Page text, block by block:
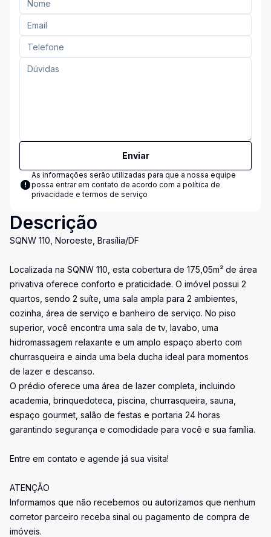
Enviar
As informações serão utilizadas para que a nossa equipe
possa entrar em contato de acordo com a política de
privacidade e termos de serviço
Descrição
SQNW 110, Noroeste, Brasília/DF
Localizada na SQNW 110, esta cobertura de 175,05m² de área
privativa oferece conforto e praticidade. O imóvel possui 2
quartos, sendo 2 suíte, uma sala ampla para 2 ambientes,
cozinha, área de serviço e banheiro de serviço. No piso
superior, você encontra uma sala de tv, lavabo, uma
hidromassagem relaxante e um amplo espaço aberto com
churrasqueira e ainda uma bela ducha ideal para momentos
de lazer e descanso.
O prédio oferece uma área de lazer completa, incluindo
academia, brinquedoteca, piscina, churrasqueira, sauna,
espaço gourmet, salão de festas e portaria 24 horas
garantindo segurança e comodidade para você e sua família.
Entre em contato e agende já sua visita!
ATENÇÃO
Informamos que não recebemos ou autorizamos que nenhum
corretor parceiro receba sinal ou pagamento de compra de
imóveis.